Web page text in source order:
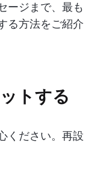
ージまで、最も
る方法をご紹介
トする
ください。再設